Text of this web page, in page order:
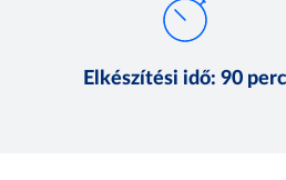
Elkészítési idő:90 perc